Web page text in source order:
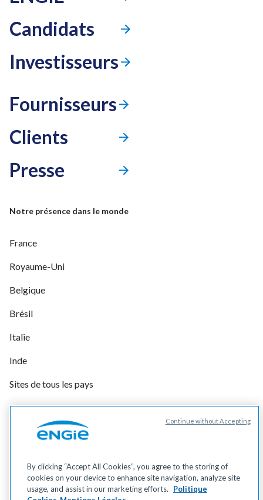
Candidats
Investisseurs
Fournisseurs
Clients
Presse
Notre présence dans le monde
France
Royaume-Uni
Belgique
Brésil
Italie
Inde
Sites de tous les pays
Gérer vos cookies
Données personnelles
Mentions légales
Accessibilité
By clicking “Accept All Cookies”, you agree to the storing of
cookies on your device to enhance site navigation, analyze site
usage, and assist in our marketing efforts.
Politique
Continue without Accepting